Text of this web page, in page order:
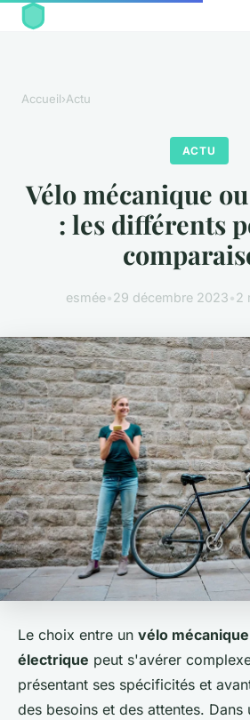
Accueil›Actu
ACTU
Vélo mécanique
: les différents
esmée•29 décembre 2023•2
Le choix entre un vélo mécanique
électrique peut s'avérer
présentant ses spécificités et
des besoins et des attentes. Dans